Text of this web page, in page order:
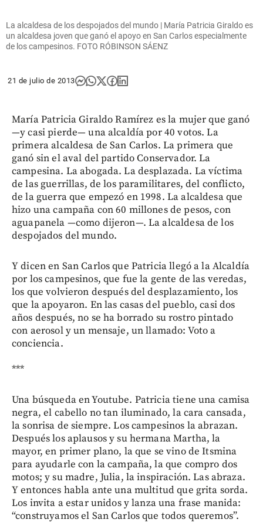
La alcaldesa de los despojados del mundo | María Patricia Giraldo es
un alcaldesa joven que ganó el apoyo en San Carlos especialmente
de los campesinos. FOTO RÓBINSON SÁENZ
21 de julio de 2013
María Patricia Giraldo Ramírez es la mujer que ganó
—y casi pierde— una alcaldía por 40 votos. La
primera alcaldesa de San Carlos. La primera que
ganó sin el aval del partido Conservador. La
campesina. La abogada. La desplazada. La víctima
de las guerrillas, de los paramilitares, del conflicto,
de la guerra que empezó en 1998. La alcaldesa que
hizo una campaña con 60 millones de pesos, con
aguapanela —como dijeron—. La alcaldesa de los
despojados del mundo.
Y dicen en San Carlos que Patricia llegó a la Alcaldía
por los campesinos, que fue la gente de las veredas,
los que volvieron después del desplazamiento, los
que la apoyaron. En las casas del pueblo, casi dos
años después, no se ha borrado su rostro pintado
con aerosol y un mensaje, un llamado: Voto a
conciencia.
***
Una búsqueda en Youtube. Patricia tiene una camisa
negra, el cabello no tan iluminado, la cara cansada,
la sonrisa de siempre. Los campesinos la abrazan.
Después los aplausos y su hermana Martha, la
mayor, en primer plano, la que se vino de Itsmina
para ayudarle con la campaña, la que compro dos
motos; y su madre, Julia, la inspiración. Las abraza.
Y entonces habla ante una multitud que grita sorda.
Los invita a estar unidos y lanza una frase manida:
“construyamos el San Carlos que todos queremos”.